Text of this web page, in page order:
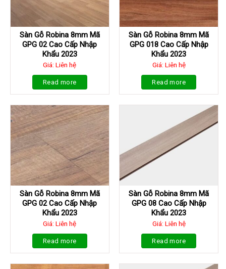
Sàn Gỗ Robina 8mm Mã
GPG 02 Cao Cấp Nhập
Khẩu 2023
Giá: Liên hệ
Read more
Sàn Gỗ Robina 8mm Mã
GPG 018 Cao Cấp Nhập
Khẩu 2023
Giá: Liên hệ
Read more
Sàn Gỗ Robina 8mm Mã
GPG 02 Cao Cấp Nhập
Khẩu 2023
Giá: Liên hệ
Read more
Sàn Gỗ Robina 8mm Mã
GPG 08 Cao Cấp Nhập
Khẩu 2023
Giá: Liên hệ
Read more